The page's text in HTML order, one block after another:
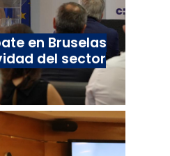
en Bruselas
del sector